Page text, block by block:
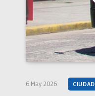
6 May 2026 CIUDAD